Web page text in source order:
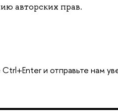
авторских прав.
и отправьте нам